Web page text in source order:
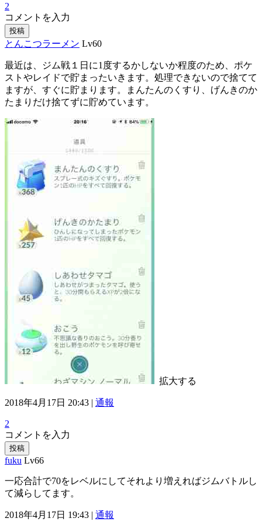
2
コメントを入力
投稿
とんこつラーメン Lv60
最近は、ジム戦１日に1度するかしないか程度のため、ポケ
ストやレイドで貯まったいきます。処理できないので捨てて
ますが、すぐに貯まります。まんたんのくすり、げんきのか
たまりだけ捨てずに貯めています。
拡大する
2018年4月17日 20:43 | 通報
2
コメントを入力
投稿
fuku Lv66
一応合計で70をレベルにしてそれより増えればジムバトルし
て減らしてます。
2018年4月17日 19:43 | 通報